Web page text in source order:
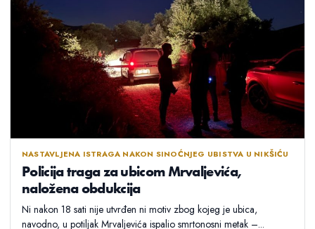
NASTAVLJENA ISTRAGA NAKON SINOĆNJEG UBISTVA U NIKŠIĆU
Policija traga za ubicom Mrvaljevića,
naložena obdukcija
Ni nakon 18 sati nije utvrđen ni motiv zbog kojeg je ubica,
navodno, u potiljak Mrvaljevića ispalio smrtonosni metak –...